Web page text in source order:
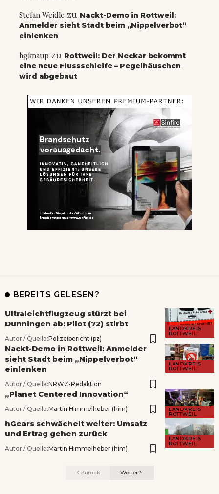
Stefan Weidle zu Nackt-Demo in Rottweil:
Anmelder sieht Stadt beim „Nippelverbot“
einlenken
hgknaup zu Rottweil: Der Neckar bekommt
eine neue Flussschleife – Pegelhäuschen
wird abgebaut
BEREITS GELESEN?
LANDKREIS
ROTTWEIL
Ultraleichtflugzeug stürzt bei
Dunningen ab: Pilot (72) stirbt
Autor / Quelle:Polizeibericht (pz)
LANDKREIS
ROTTWEIL
Nackt-Demo in Rottweil: Anmelder
sieht Stadt beim „Nippelverbot“
einlenken
Autor / Quelle:NRWZ-Redaktion
LANDKREIS
ROTTWEIL
„Planet Centered Innovation“
Autor / Quelle:Martin Himmelheber (him)
LANDKREIS
ROTTWEIL
hGears schwächelt weiter: Umsatz
und Ertrag gehen zurück
Autor / Quelle:Martin Himmelheber (him)
Zurück Weiter